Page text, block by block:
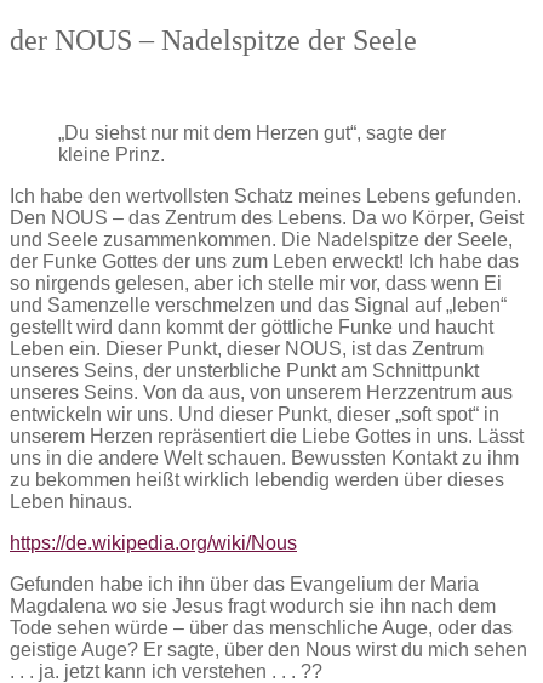
der NOUS – Nadelspitze der Seele
„Du siehst nur mit dem Herzen gut“, sagte der
kleine Prinz.
Ich habe den wertvollsten Schatz meines Lebens gefunden.
Den NOUS – das Zentrum des Lebens. Da wo Körper, Geist
und Seele zusammenkommen. Die Nadelspitze der Seele,
der Funke Gottes der uns zum Leben erweckt! Ich habe das
so nirgends gelesen, aber ich stelle mir vor, dass wenn Ei
und Samenzelle verschmelzen und das Signal auf „leben“
gestellt wird dann kommt der göttliche Funke und haucht
Leben ein. Dieser Punkt, dieser NOUS, ist das Zentrum
unseres Seins, der unsterbliche Punkt am Schnittpunkt
unseres Seins. Von da aus, von unserem Herzzentrum aus
entwickeln wir uns. Und dieser Punkt, dieser „soft spot“ in
unserem Herzen repräsentiert die Liebe Gottes in uns. Lässt
uns in die andere Welt schauen. Bewussten Kontakt zu ihm
zu bekommen heißt wirklich lebendig werden über dieses
Leben hinaus.
https://de.wikipedia.org/wiki/Nous
Gefunden habe ich ihn über das Evangelium der Maria
Magdalena wo sie Jesus fragt wodurch sie ihn nach dem
Tode sehen würde – über das menschliche Auge, oder das
geistige Auge? Er sagte, über den Nous wirst du mich sehen
. . . ja. jetzt kann ich verstehen . . . ??